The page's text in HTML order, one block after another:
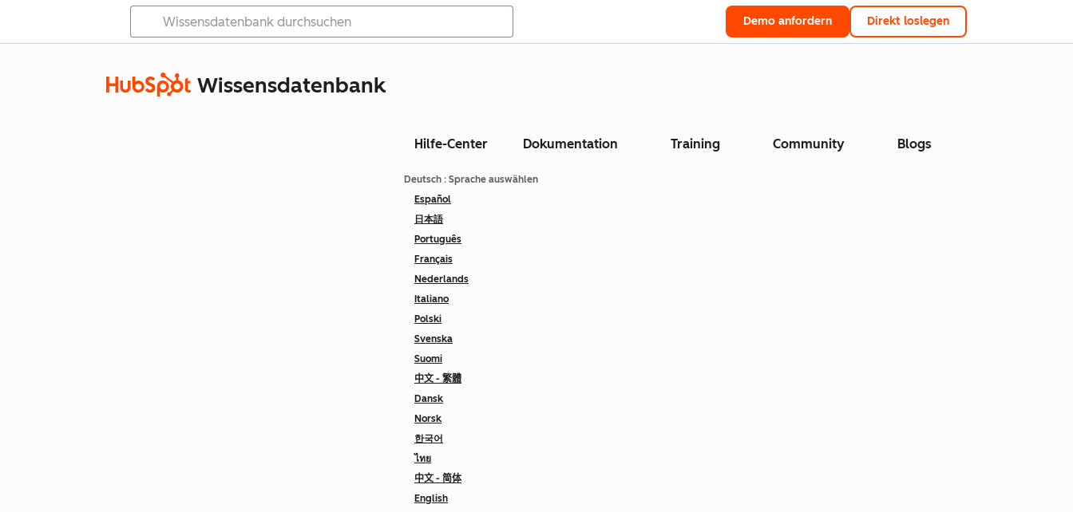
Demo anfordern Direkt loslegen
Wissensdatenbank
Hilfe-Center Dokumentation Training Community Blogs
Deutsch : Sprache auswählen
Español
日本語
Português
Français
Nederlands
Italiano
Polski
Svenska
Suomi
中文 - 繁體
Dansk
Norsk
한국어
ไทย
中文 - 简体
English